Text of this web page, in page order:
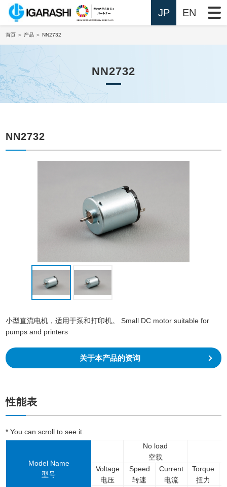
JP EN
首页 ＞ 产品 ＞ NN2732
NN2732
NN2732
小型直流电机，适用于泵和打印机。 Small DC motor suitable for
pumps and printers
关于本产品的资询
性能表
* You can scroll to see it.
Model Name
型号
No load
空载
Voltage
电压
Speed
转速
Current
电流
Torque
扭力